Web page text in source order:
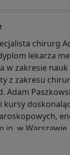
chirurg
lekarza
w zakresie
z zakresu
Adam
w
pełne szkolenie